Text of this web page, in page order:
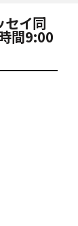
セイ同
間9:00